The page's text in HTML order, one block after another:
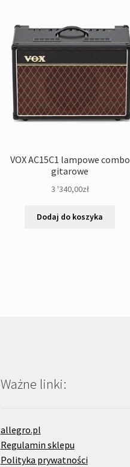
VOX AC15C1 lampowe combo
gitarowe
3 '340,00zł
Dodaj do koszyka
Ważne linki:
allegro.pl
Regulamin sklepu
Polityka prywatności